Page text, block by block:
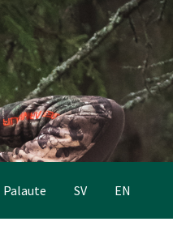
Palaute SV EN